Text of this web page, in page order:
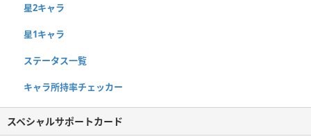
星2キャラ
星1キャラ
ステータス一覧
キャラ所持率チェッカー
スペシャルサポートカード